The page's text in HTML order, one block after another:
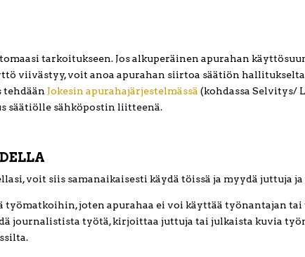
tarkoitukseen. Jos alkuperäinen apurahan
viivästyy, voit anoa apurahan siirtoa säätiön
tehdään Jokesin apurahajärjestelmässä (kohdassa Selvitys/
säätiölle sähköpostin liitteenä.
voit siis samanaikaisesti käydä töissä ja myydä juttuja
työmatkoihin, joten apurahaa ei voi käyttää työnantajan
journalistista työtä, kirjoittaa juttuja tai julkaista kuvia